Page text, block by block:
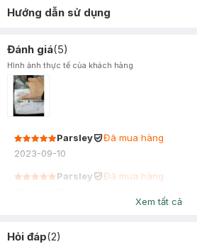
Hướng dẫn sử dụng
Đánh giá(5)
Hình ảnh thực tế của khách hàng
Parsley
Đã mua hàng
2023-09-10
Parsley
Đã mua hàng
Xem tất cả
Hỏi đáp(2)